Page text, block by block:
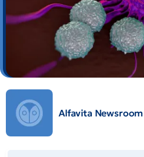
Alfavita Newsroom